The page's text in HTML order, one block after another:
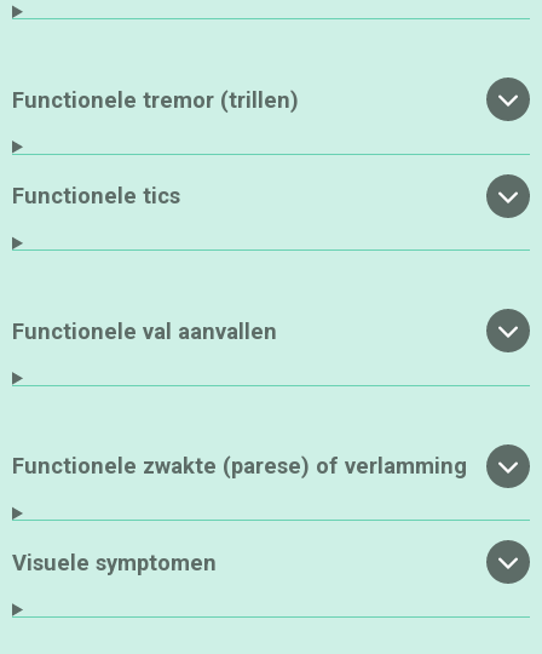
Functionele tremor (trillen)
Functionele tics
Functionele val aanvallen
Functionele zwakte (parese) of verlamming
Visuele symptomen